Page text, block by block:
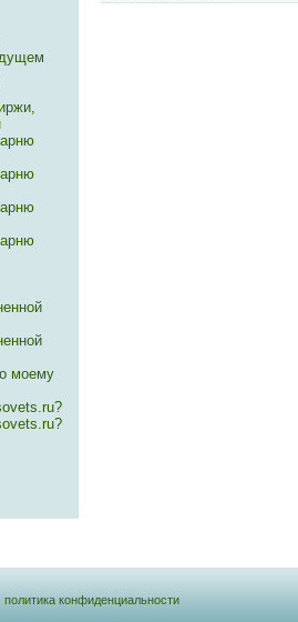
моему
политика конфиденциальности